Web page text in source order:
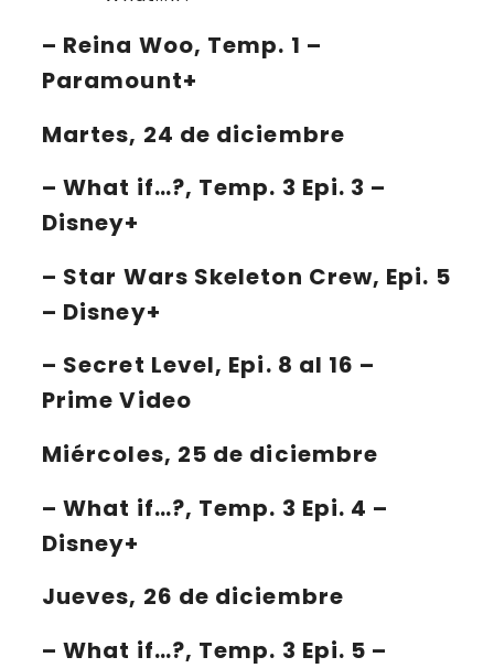
– Reina Woo, Temp. 1 –
Paramount+
Martes, 24 de diciembre
–What if…?, Temp. 3 Epi. 3 –
Disney+
– Star Wars Skeleton Crew, Epi. 5
– Disney+
– Secret Level, Epi. 8 al 16 –
Prime Video
Miércoles, 25 de diciembre
–What if…?, Temp. 3 Epi. 4 –
Disney+
Jueves, 26 de diciembre
–What if…?, Temp. 3 Epi. 5 –